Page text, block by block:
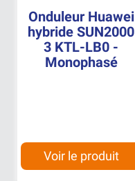
Onduleur Huawei
hybride SUN2000
3 KTL-LB0 -
Monophasé
Voir le produit